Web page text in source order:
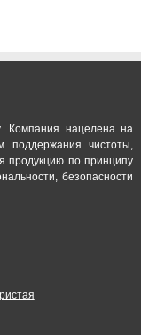
Компания нацелена на
поддержания чистоты,
продукцию по принципу
безопасности